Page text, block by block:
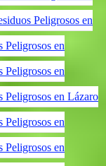
Peligrosos en
Peligrosos en
Peligrosos en
Peligrosos en Lázaro
Peligrosos en
Peligrosos en